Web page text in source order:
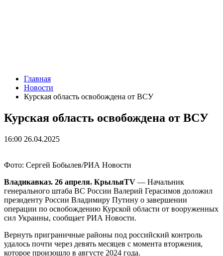
Главная
Новости
Курская область освобождена от ВСУ
Курская область освобождена от ВСУ
16:00 26.04.2025
Фото: Сергей Бобылев/РИА Новости
Владикавказ. 26 апреля. КрыльяTV — Начальник
генерального штаба ВС России Валерий Герасимов доложил
президенту России Владимиру Путину о завершении
операции по освобождению Курской области от вооруженных
сил Украины, сообщает РИА Новости.
Вернуть приграничные районы под российский контроль
удалось почти через девять месяцев с момента вторжения,
которое произошло в августе 2024 года.